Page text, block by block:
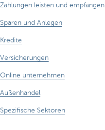
Zahlungen leisten und empfangen
Sparen und Anlegen
Kredite
Versicherungen
Online unternehmen
Außenhandel
Spezifische Sektoren